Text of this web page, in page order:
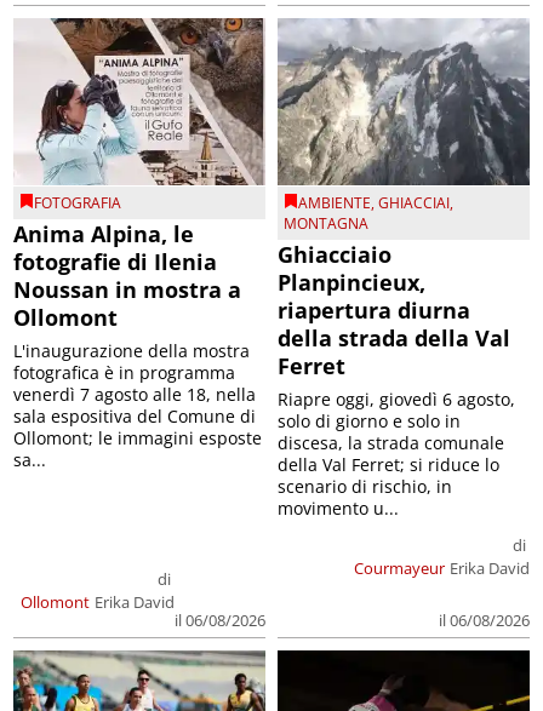
FOTOGRAFIA
Anima Alpina, le
fotografie di Ilenia
Noussan in mostra a
Ollomont
Ollomont
di
Erika David
il 06/08/2026
L'inaugurazione della mostra
fotografica è in programma
venerdì 7 agosto alle 18, nella
sala espositiva del Comune di
Ollomont; le immagini esposte
sa...
AMBIENTE,GHIACCIAI,
MONTAGNA
Ghiacciaio
Planpincieux,
riapertura diurna
della strada della Val
Ferret
Courmayeur
di
Erika David
il 06/08/2026
Riapre oggi, giovedì 6 agosto,
solo di giorno e solo in
discesa, la strada comunale
della Val Ferret; si riduce lo
scenario di rischio, in
movimento u...